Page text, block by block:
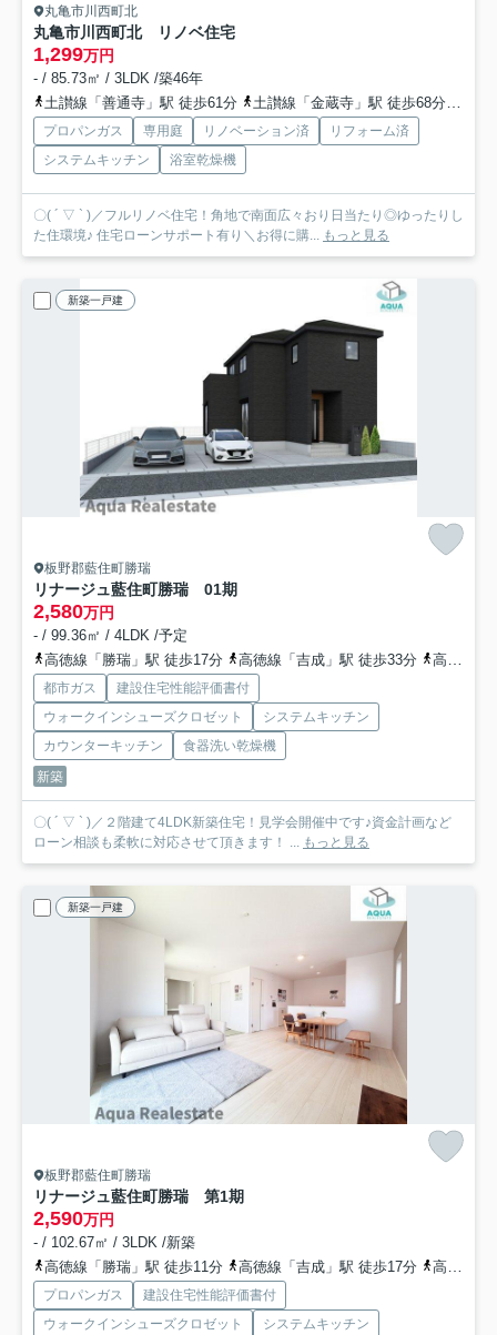
丸亀市川西町北
丸亀市川西町北 リノベ住宅
1,299万円
- / 85.73㎡ / 3LDK /築46年
土讃線「善通寺」駅 徒歩61分
土讃線「金蔵寺」駅 徒歩68分
プロパンガス 専用庭 リノベーション済
リフォーム済
システムキッチン
浴室乾燥機
〇( ´ ▽ ` )／フルリノベ住宅！角地で南面広々おり日当たり◎ゆったりし
た住環境♪ 住宅ローンサポート有り＼お得に購...
もっと見る
新築一戸建
板野郡藍住町勝瑞
リナージュ藍住町勝瑞 01期
2,580万円
- / 99.36㎡ / 4LDK /予定
高徳線「勝瑞」駅 徒歩17分
高徳線「吉成」駅 徒歩33分 高徳線「池谷」駅 徒歩44分
都市ガス
建設住宅性能評価書付
ウォークインシューズクロゼット
システムキッチン
カウンターキッチン
食器洗い乾燥機
新築
〇( ´ ▽ ` )／２階建て4LDK新築住宅！見学会開催中です♪資金計画など
もっと見る
新築一戸建
板野郡藍住町勝瑞
リナージュ藍住町勝瑞 第1期
2,590万円
- / 102.67㎡ / 3LDK /新築
高徳線「勝瑞」駅 徒歩11分
高徳線「吉成」駅 徒歩17分 高徳線「池谷」駅 徒歩51分
プロパンガス
建設住宅性能評価書付
ウォークインシューズクロゼット
システムキッチン